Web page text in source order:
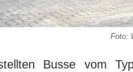
Foto:
Busse vom